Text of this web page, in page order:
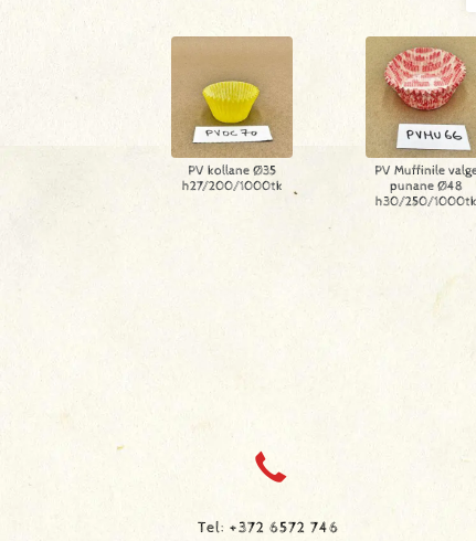
PV kollane Ø35
h27/200/1000tk
PV Muffinile
punane Ø48
h30/250/1000tk
Tel: +372 6572 746